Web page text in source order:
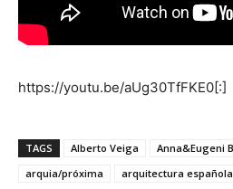
https://youtu.be/aUg30TfFKE0[:]
TAGS Alberto Veiga
Anna&Eugeni
arquia/próxima
arquitectura española